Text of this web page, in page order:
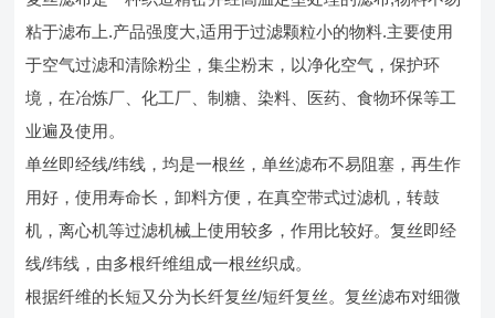
粘于滤布上.产品强度大,适用于过滤颗粒小的物料.主要使用
于空气过滤和清除粉尘，集尘粉末，以净化空气，保护环
境，在冶炼厂、化工厂、制糖、染料、医药、食物环保等工
业遍及使用。
单丝即经线/纬线，均是一根丝，单丝滤布不易阻塞，再生作
用好，使用寿命长，卸料方便，在真空带式过滤机，转鼓
机，离心机等过滤机械上使用较多，作用比较好。复丝即经
线/纬线，由多根纤维组成一根丝织成。
根据纤维的长短又分为长纤复丝/短纤复丝。复丝滤布对细微